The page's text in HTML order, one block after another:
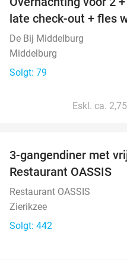
late check-out + fles
De Bij Middelburg
Middelburg
Solgt: 79
Eskl. ca.
3-gangendiner met
Restaurant OASSIS
Restaurant OASSIS
Zierikzee
Solgt: 442